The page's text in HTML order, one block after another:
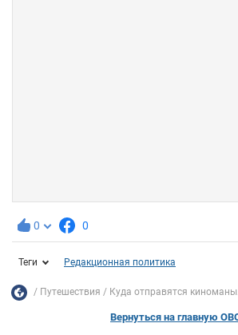
0 0
Теги Редакционная политика
Путешествия Куда отправятся
Вернуться на главную